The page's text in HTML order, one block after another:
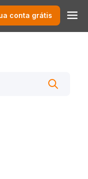
conta grátis